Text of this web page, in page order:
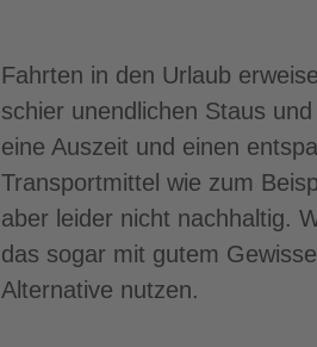
Fahrten in den Urlaub
schier unendlichen Staus
eine Auszeit und einen
Transportmittel wie zum
aber leider nicht nachhaltig.
das sogar mit gutem
Alternative nutzen.